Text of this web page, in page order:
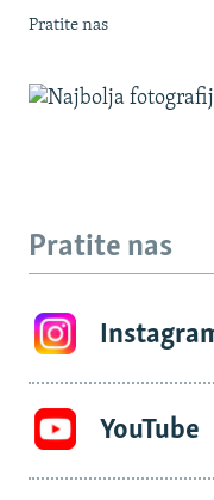
Pratite nas
Pratite nas
YouTube